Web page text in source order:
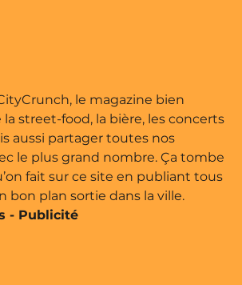
Onda Web •
le magazine bien
la street-food, la bière, les concerts
aussi partager toutes nos
le plus grand nombre. Ça tombe
fait sur ce site en publiant tous
bon plan sortie dans la ville.
- Publicité